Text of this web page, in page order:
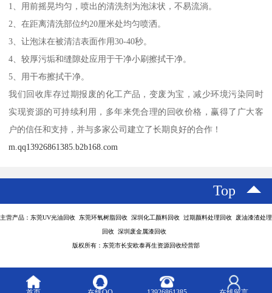
1、用前摇晃均匀，喷出的清洗剂为泡沫状，不易流淌。
2、在距离清洗部位约20厘米处均匀喷洒。
3、让泡沫在被清洁表面作用30-40秒。
4、较厚污垢和缝隙处应用于干净小刷擦拭干净。
5、用干布擦拭干净。
我们回收库存过期报废的化工产品，变废为宝，减少环境污染同时
实现资源的可持续利用，多年来凭合理的回收价格，赢得了广大客
户的信任和支持，并与多家公司建立了长期良好的合作！
m.qq13926861385.b2b168.com
Top
主营产品：东莞UV光油回收 东莞环氧树脂回收 深圳化工颜料回收 过期颜料处理回收 废油漆渣处理
回收 深圳废金属漆回收
版权所有：东莞市长安欧泰再生资源回收经营部